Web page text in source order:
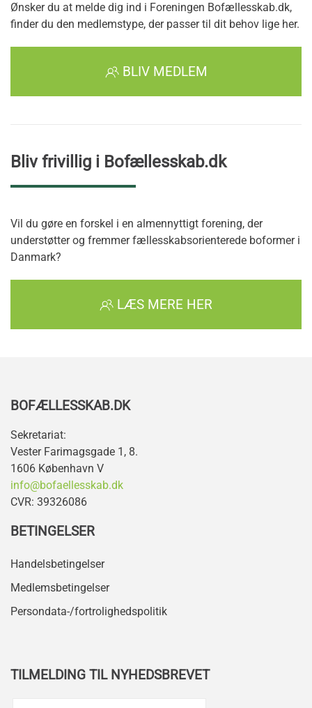
Ønsker du at melde dig ind i Foreningen Bofællesskab.dk,
finder du den medlemstype, der passer til dit behov lige her.
BLIV MEDLEM
Bliv frivillig i Bofællesskab.dk
Vil du gøre en forskel i en almennyttigt forening, der
understøtter og fremmer fællesskabsorienterede boformer i
Danmark?
LÆS MERE HER
BOFÆLLESSKAB.DK
Sekretariat:
Vester Farimagsgade 1, 8.
1606 København V
info@bofaellesskab.dk
CVR: 39326086
BETINGELSER
Handelsbetingelser
Medlemsbetingelser
Persondata-/fortrolighedspolitik
TILMELDING TIL NYHEDSBREVET